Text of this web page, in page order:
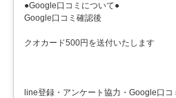
●Google口コミについて●
Google口コミ確認後
クオカード500円を送付いたします
line登録・アンケート協力・Google口